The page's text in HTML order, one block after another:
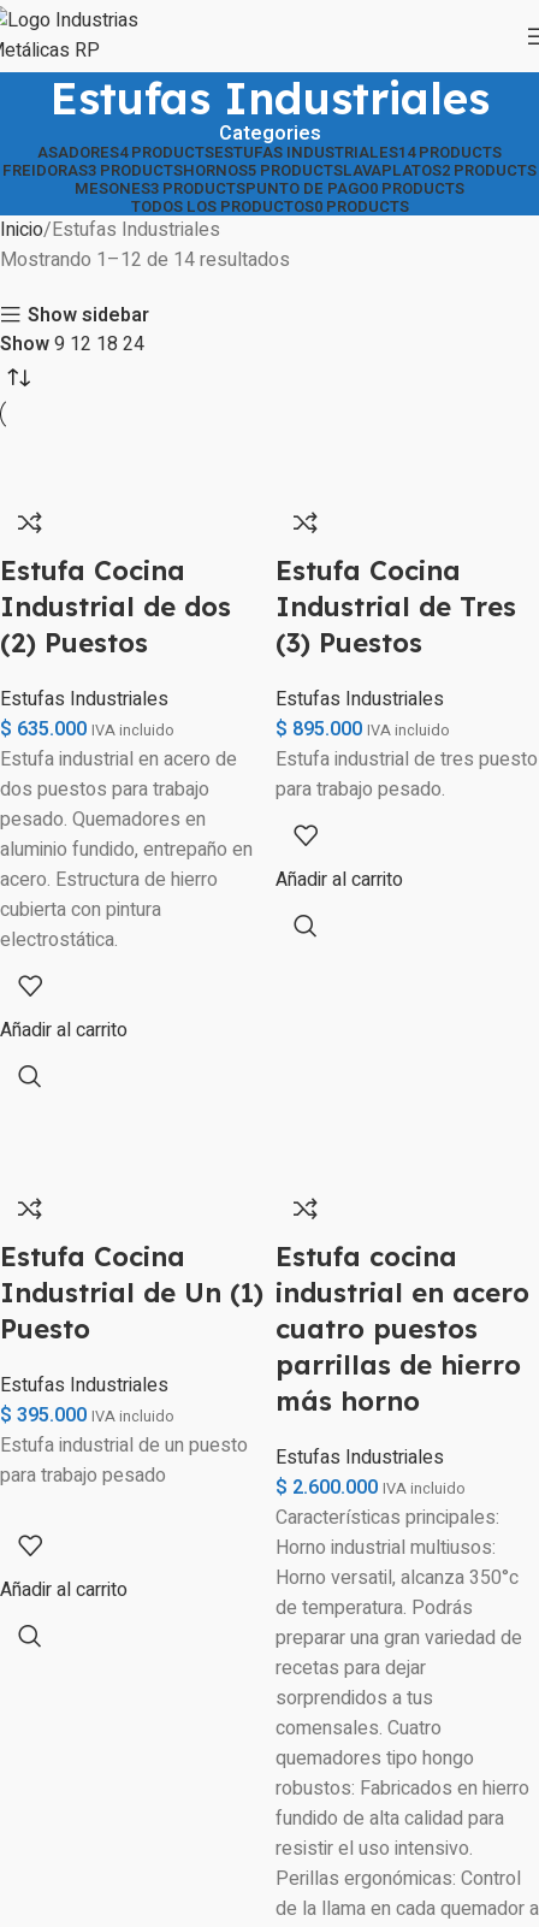
Estufas Industriales
Categories
ASADORES4 PRODUCTSESTUFAS INDUSTRIALES14 PRODUCTS
FREIDORAS3 PRODUCTSHORNOS5 PRODUCTSLAVAPLATOS2 PRODUCTS
MESONES3 PRODUCTSPUNTO DE PAGO0 PRODUCTS
TODOS LOS PRODUCTOS0 PRODUCTS
Inicio Estufas Industriales
Mostrando 1–12 de 14 resultados
Show sidebar
Show9 12 18 24
Estufa Cocina
Industrial de dos
(2) Puestos
Estufas Industriales
$ 635.000 IVA incluido
Estufa industrial en acero de
dos puestos para trabajo
pesado. Quemadores en
aluminio fundido, entrepaño en
acero. Estructura de hierro
cubierta con pintura
electrostática.
Añadir al carrito
Estufa Cocina
Industrial de Tres
(3) Puestos
Estufas Industriales
$ 895.000 IVA incluido
Estufa industrial de tres puesto
para trabajo pesado.
Añadir al carrito
Estufa Cocina
Industrial de Un (1)
Puesto
Estufas Industriales
$ 395.000 IVA incluido
Estufa industrial de un puesto
para trabajo pesado
Añadir al carrito
Estufa cocina
industrial en acero
cuatro puestos
parrillas de hierro
más horno
Estufas Industriales
$ 2.600.000 IVA incluido
Características principales:
Horno industrial multiusos:
Horno versatil, alcanza 350°c
de temperatura. Podrás
preparar una gran variedad de
recetas para dejar
sorprendidos a tus
comensales. Cuatro
quemadores tipo hongo
robustos: Fabricados en hierro
fundido de alta calidad para
resistir el uso intensivo.
Perillas ergonómicas: Control
de la llama en cada quemador a